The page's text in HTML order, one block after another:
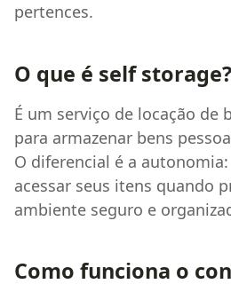
pertences.
O que é self storage?
É um serviço de locação de
para armazenar bens
O diferencial é a
acessar seus itens quando
ambiente seguro e
Como funciona o